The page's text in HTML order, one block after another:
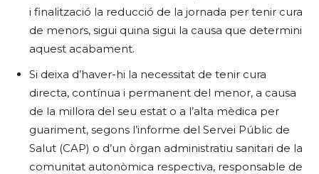
i finalització la reducció de la jornada per tenir cura
de menors, sigui quina sigui la causa que determini
aquest acabament.
Si deixa d’haver-hi la necessitat de tenir cura
directa, contínua i permanent del menor, a causa
de la millora del seu estat o a l’alta mèdica per
guariment, segons l’informe del Servei Públic de
Salut (CAP) o d’un òrgan administratiu sanitari de la
comunitat autonòmica respectiva, responsable de